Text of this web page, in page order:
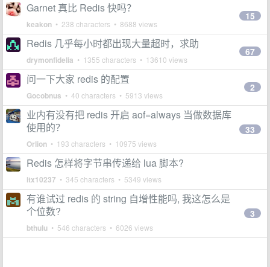
Garnet 真比 Redis 快吗？
keakon • 238 characters • 8688 views
15
Redis 几乎每小时都出现大量超时，求助
drymonfidelia • 1355 characters • 13610 views
67
问一下大家 redis 的配置
Gocobnus • 40 characters • 5913 views
2
业内有没有把 redis 开启 aof=always 当做数据库
使用的？
Orlion • 193 characters • 10975 views
33
Redis 怎样将字节串传递给 lua 脚本?
itx10237 • 345 characters • 5349 views
有谁试过 redis 的 string 自增性能吗, 我这怎么是
个位数?
bthulu • 546 characters • 6026 views
3